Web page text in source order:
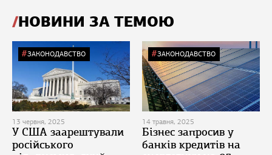
НОВИНИ ЗА ТЕМОЮ
ЗАКОНОДАВСТВО
13 червня, 2025
У США заарештували
російського
ЗАКОНОДАВСТВО
14 травня, 2025
Бізнес запросив у
банків кредитів на